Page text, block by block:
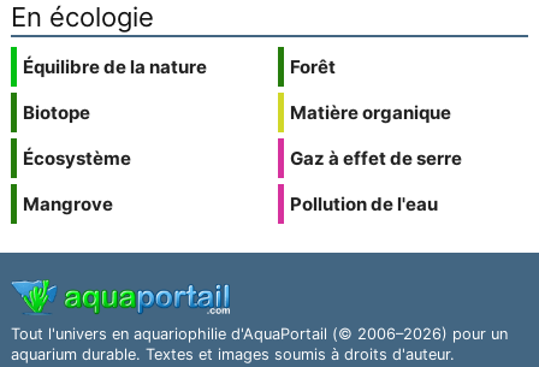
En écologie
Équilibre de la nature
Biotope
Écosystème
Mangrove
Forêt
Matière organique
Gaz à effet de serre
Pollution de l'eau
Tout l'univers en aquariophilie d'AquaPortail (© 2006–2026) pour un
aquarium durable. Textes et images soumis à droits d'auteur.